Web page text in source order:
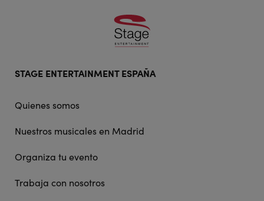
STAGE ENTERTAINMENT ESPAÑA
Quienes somos
Nuestros musicales en Madrid
Organiza tu evento
Trabaja con nosotros